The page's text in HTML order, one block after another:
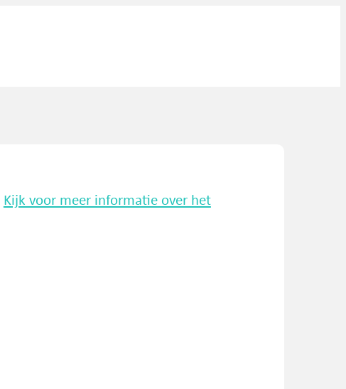
Kijk voor meer informatie over het